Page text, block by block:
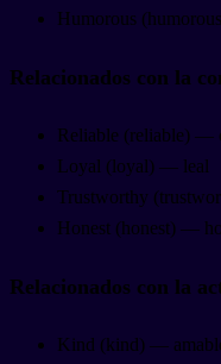
Humorous
Relacionados con la
Reliable (reliable) —
Loyal (loyal) — leal
Trustworthy
Honest (honest) —
Relacionados con la
Kind (kind) —